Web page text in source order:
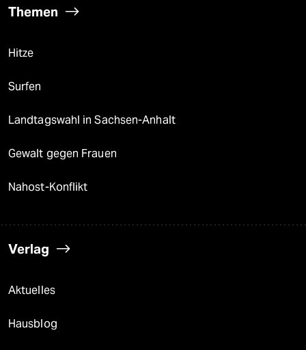
Themen
Hitze
Surfen
Landtagswahl in Sachsen-Anhalt
Gewalt gegen Frauen
Nahost-Konflikt
Verlag
Aktuelles
Hausblog